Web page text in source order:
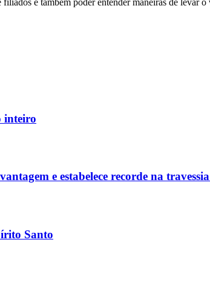
e também poder entender maneiras de levar
inteiro
e estabelece recorde na
Santo